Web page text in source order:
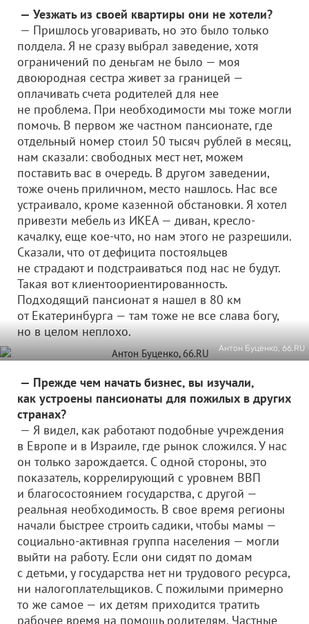
— Уезжать из своей квартиры они не хотели?
— Пришлось уговаривать, но это было только
полдела. Я не сразу выбрал заведение, хотя
ограничений по деньгам не было — моя
двоюродная сестра живет за границей —
оплачивать счета родителей для нее
не проблема. При необходимости мы тоже могли
помочь. В первом же частном пансионате, где
отдельный номер стоил 50 тысяч рублей в месяц,
нам сказали: свободных мест нет, можем
поставить вас в очередь. В другом заведении,
тоже очень приличном, место нашлось. Нас все
устраивало, кроме казенной обстановки. Я хотел
привезти мебель из ИКЕА — диван, кресло-
качалку, еще кое-что, но нам этого не разрешили.
Сказали, что от дефицита постояльцев
не страдают и подстраиваться под нас не будут.
Такая вот клиентоориентированность.
Подходящий пансионат я нашел в 80 км
от Екатеринбурга — там тоже не все слава богу,
но в целом неплохо.
Антон Буценко, 66.RU
— Прежде чем начать бизнес, вы изучали,
как устроены пансионаты для пожилых в других
странах?
— Я видел, как работают подобные учреждения
в Европе и в Израиле, где рынок сложился. У нас
он только зарождается. С одной стороны, это
показатель, коррелирующий с уровнем ВВП
и благосостоянием государства, с другой —
реальная необходимость. В свое время регионы
начали быстрее строить садики, чтобы мамы —
социально-активная группа населения — могли
выйти на работу. Если они сидят по домам
с детьми, у государства нет ни трудового ресурса,
ни налогоплательщиков. С пожилыми примерно
то же самое — их детям приходится тратить
рабочее время на помощь родителям. Частные